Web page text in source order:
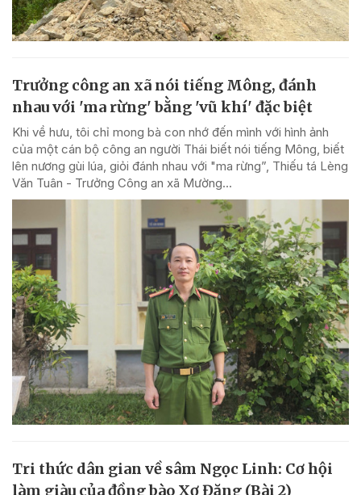
Trưởng công an xã nói tiếng Mông, đánh
nhau với 'ma rừng' bằng 'vũ khí' đặc biệt
Khi về hưu, tôi chỉ mong bà con nhớ đến mình với hình ảnh
của một cán bộ công an người Thái biết nói tiếng Mông, biết
lên nương gùi lúa, giỏi đánh nhau với "ma rừng”, Thiếu tá Lèng
Văn Tuân - Trưởng Công an xã Mường...
Tri thức dân gian về sâm Ngọc Linh: Cơ hội
làm giàu của đồng bào Xơ Đăng (Bài 2)